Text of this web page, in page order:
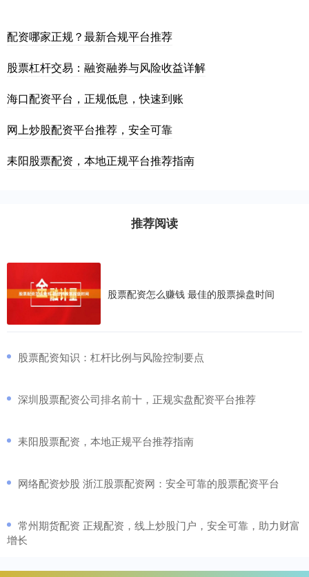
配资哪家正规？最新合规平台推荐
股票杠杆交易：融资融券与风险收益详解
海口配资平台，正规低息，快速到账
网上炒股配资平台推荐，安全可靠
耒阳股票配资，本地正规平台推荐指南
推荐阅读
股票配资怎么赚钱 最佳的股票操盘时间
​股票配资知识：杠杆比例与风险控制要点
​深圳股票配资公司排名前十，正规实盘配资平台推荐
​耒阳股票配资，本地正规平台推荐指南
​网络配资炒股 浙江股票配资网：安全可靠的股票配资平台
​常州期货配资 正规配资，线上炒股门户，安全可靠，助力财富
增长